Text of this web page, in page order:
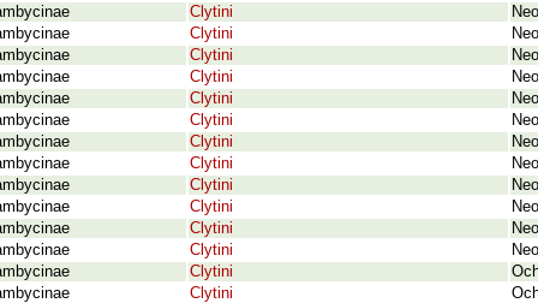
Clytini
Clytini
Clytini
Clytini
Clytini
Clytini
Clytini
Clytini
Clytini
Clytini
Clytini
Clytini
Clytini
Clytini